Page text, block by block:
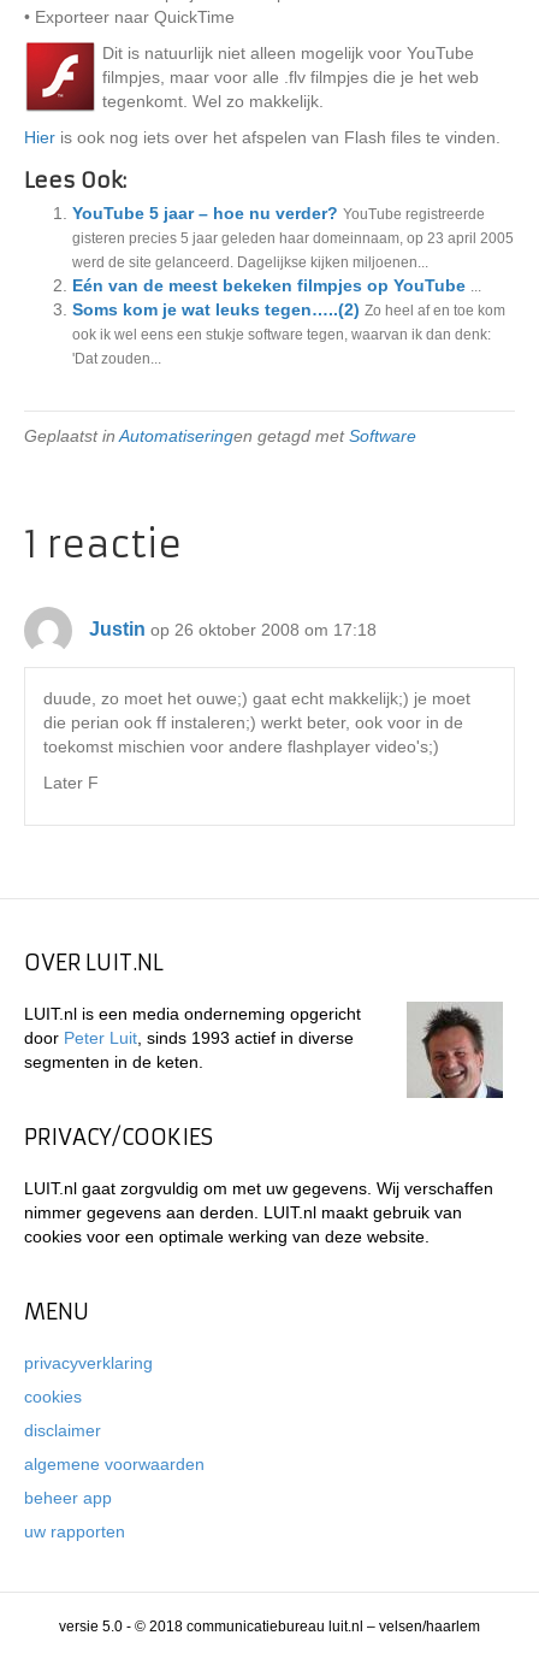
• Exporteer naar QuickTime
Dit is natuurlijk niet alleen mogelijk voor YouTube
filmpjes, maar voor alle .flv filmpjes die je het web
tegenkomt. Wel zo makkelijk.
Hier is ook nog iets over het afspelen van Flash files te vinden.
Lees Ook:
YouTube 5 jaar – hoe nu verder? YouTube registreerde
gisteren precies 5 jaar geleden haar domeinnaam, op 23 april 2005
werd de site gelanceerd. Dagelijkse kijken miljoenen...
Eén van de meest bekeken filmpjes op YouTube ...
Soms kom je wat leuks tegen…..(2) Zo heel af en toe kom
ook ik wel eens een stukje software tegen, waarvan ik dan denk:
'Dat zouden...
Geplaatst in Automatiseringen getagd metSoftware
1 reactie
Justin op 26 oktober 2008 om 17:18
duude, zo moet het ouwe;) gaat echt makkelijk;) je moet
die perian ook ff instaleren;) werkt beter, ook voor in de
toekomst mischien voor andere flashplayer video's;)
Later F
OVER LUIT.NL
LUIT.nl is een media onderneming opgericht
door Peter Luit , sinds 1993 actief in diverse
segmenten in de keten.
PRIVACY/COOKIES
LUIT.nl gaat zorgvuldig om met uw gegevens. Wij verschaffen
nimmer gegevens aan derden. LUIT.nl maakt gebruik van
cookies voor een optimale werking van deze website.
MENU
privacyverklaring
cookies
disclaimer
algemene voorwaarden
beheer app
uw rapporten
versie 5.0 - © 2018 communicatiebureau luit.nl – velsen/haarlem